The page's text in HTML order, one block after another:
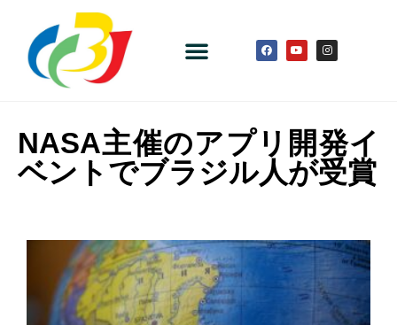
NASA主催のアプリ開発イ
ベントでブラジル人が受賞